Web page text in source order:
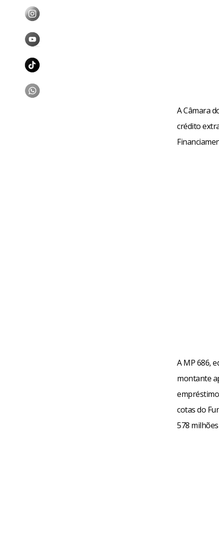
A Câmara
crédito
A MP 686,
montante
cotas do
578